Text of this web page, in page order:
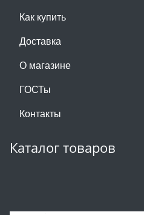
Как купить
Доставка
О магазине
ГОСТы
Контакты
Каталог товаров